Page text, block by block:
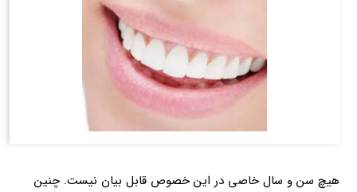
هیچ سن و سال خاصی در این خصوص قابل بیان نیست. چنین